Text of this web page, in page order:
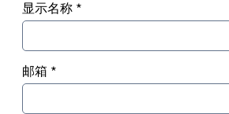
显示名称 *
邮箱 *